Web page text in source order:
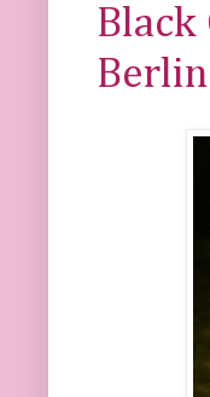
Black